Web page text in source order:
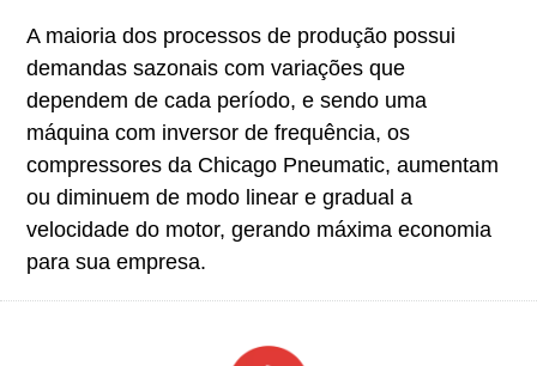
A maioria dos processos de produção possui
demandas sazonais com variações que
dependem de cada período, e sendo uma
máquina com inversor de frequência, os
compressores da Chicago Pneumatic, aumentam
ou diminuem de modo linear e gradual a
velocidade do motor, gerando máxima economia
para sua empresa.